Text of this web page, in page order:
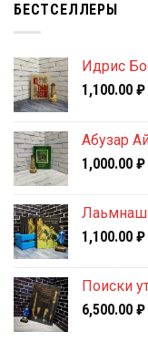
БЕСТСЕЛЛЕРЫ
Идрис
1,100.00 ₽
Абузар
1,000.00 ₽
1,100.00 ₽
Поиски
6,500.00 ₽